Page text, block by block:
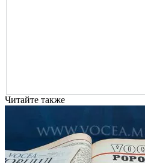
Читайте также